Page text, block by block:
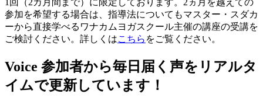
1回（2カ月間まで）に限定しております。2ヵ月を越えての
参加を希望する場合は、指導法についてもマスター・スダカ
ーから直接学べるワナカムヨガスクール主催の講座の受講を
ご検討ください。詳しくはこちら をご覧ください。
Voice 参加者から毎日届く声をリアルタ
イムで更新しています！